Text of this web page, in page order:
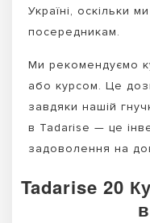
Україні, оскільки
посередникам.
Ми рекомендуємо
або курсом. Це
завдяки нашій
в Tadarise — це
задоволення на
Tadarise 20